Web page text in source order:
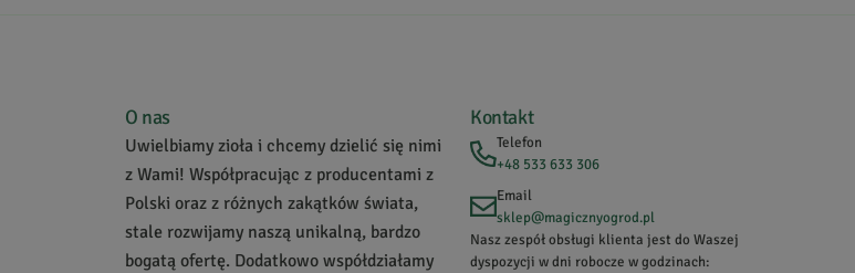
O nas
Uwielbiamy zioła i chcemy dzielić się nimi
z Wami! Współpracując z producentami z
Polski oraz z różnych zakątków świata,
stale rozwijamy naszą unikalną, bardzo
bogatą ofertę. Dodatkowo współdziałamy
Kontakt
Telefon
+48 533 633 306
Email
sklep@magicznyogrod.pl
Nasz zespół obsługi klienta jest do Waszej
dyspozycji w dni robocze w godzinach: